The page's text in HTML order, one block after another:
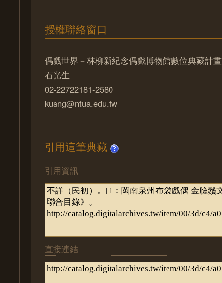
授權聯絡窗口
偶戲世界－林柳新紀念偶戲博物館數位典藏計畫
石光生
02-22722181-2580
kuang@ntua.edu.tw
引用這筆典藏
引用資訊
直接連結